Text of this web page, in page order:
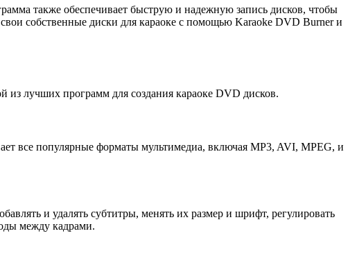
также обеспечивает быструю и надежную запись дисков, чтобы
собственные диски для караоке с помощью Karaoke DVD Burner и
лучших программ для создания караоке DVD дисков.
все популярные форматы мультимедиа, включая MP3, AVI, MPEG, и
и удалять субтитры, менять их размер и шрифт, регулировать
между кадрами.